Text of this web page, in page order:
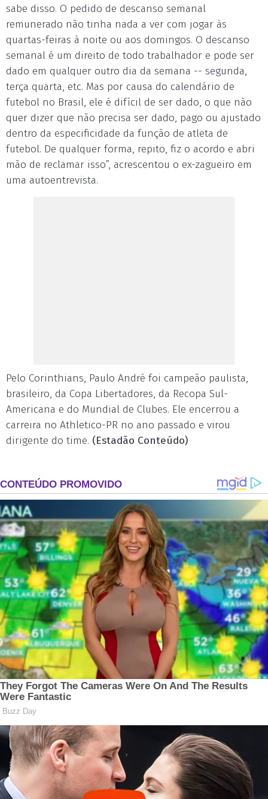
sabe disso. O pedido de descanso semanal
remunerado não tinha nada a ver com jogar às
quartas-feiras à noite ou aos domingos. O descanso
semanal é um direito de todo trabalhador e pode ser
dado em qualquer outro dia da semana -- segunda,
terça quarta, etc. Mas por causa do calendário de
futebol no Brasil, ele é difícil de ser dado, o que não
quer dizer que não precisa ser dado, pago ou ajustado
dentro da especificidade da função de atleta de
futebol. De qualquer forma, repito, fiz o acordo e abri
mão de reclamar isso”, acrescentou o ex-zagueiro em
uma autoentrevista.
Pelo Corinthians, Paulo André foi campeão paulista,
brasileiro, da Copa Libertadores, da Recopa Sul-
Americana e do Mundial de Clubes. Ele encerrou a
carreira no Athletico-PR no ano passado e virou
dirigente do time. (Estadão Conteúdo)